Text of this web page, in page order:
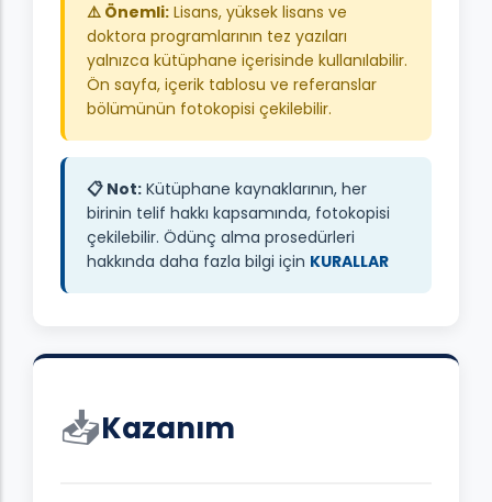
⚠️ Önemli: Lisans, yüksek lisans ve
doktora programlarının tez yazıları
yalnızca kütüphane içerisinde kullanılabilir.
Ön sayfa, içerik tablosu ve referanslar
bölümünün fotokopisi çekilebilir.
📋 Not: Kütüphane kaynaklarının, her
birinin telif hakkı kapsamında, fotokopisi
çekilebilir. Ödünç alma prosedürleri
hakkında daha fazla bilgi için KURALLAR
📥Kazanım